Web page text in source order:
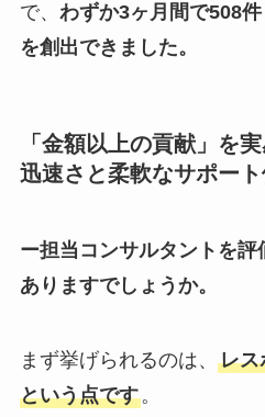
で、 わずか3ヶ月間で508
を創出できました。
「金額以上の貢献」を
迅速さと柔軟なサポート
ー担当コンサルタントを
ありますでしょうか。
まず挙げられるのは、 レス
という点です。